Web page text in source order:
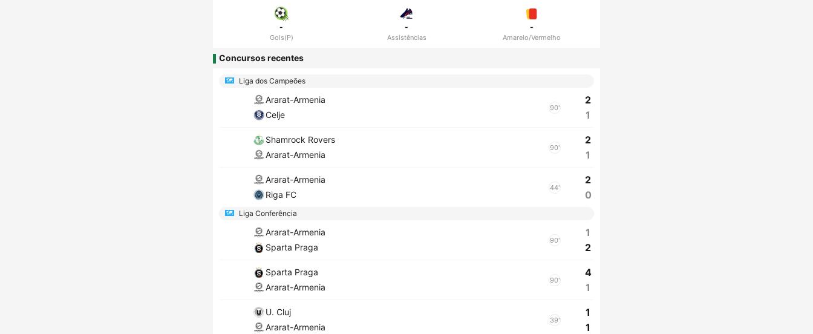
-
Gols(P)
-
Assistências
-
Amarelo/Vermelho
Concursos recentes
Liga dos Campeões
Ararat-Armenia
Celje
90'
2
1
Shamrock Rovers
Ararat-Armenia
90'
2
1
Ararat-Armenia
Riga FC
44'
2
0
Liga Conferência
Ararat-Armenia
Sparta Praga
90'
1
2
Sparta Praga
Ararat-Armenia
90'
4
1
U. Cluj
Ararat-Armenia
39'
1
1